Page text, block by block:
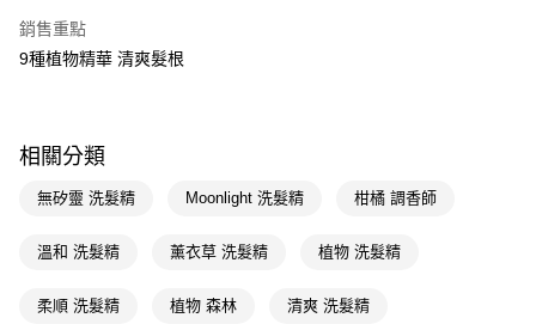
AFTEE先享後付是「在收到商品之後才付款」的支付方式。 讓您購物簡單
便利好安心！
【「AFTEE先享後付」結帳流程】
結帳頁面，進行簡訊認證並確認金額後，即可完成結帳。
３．收到繳費通知簡訊後14天內，點擊此簡訊中的連結，可透過四大超商／
購買商品的店家。未經商家同意取消之訂單仍視為有效，需透過AFTEE先享
即享券
每筆NT$65，滿NT$390(含以上)免運費
付款後全家取貨
每筆NT$65，滿NT$490(含以上)免運費
銷售重點
9種植物精華 清爽髮根
相關分類
無矽靈 洗髮精 Moonlight 洗髮精 柑橘 調香師
溫和 洗髮精 薰衣草 洗髮精 植物 洗髮精
柔順 洗髮精 植物 森林 清爽 洗髮精